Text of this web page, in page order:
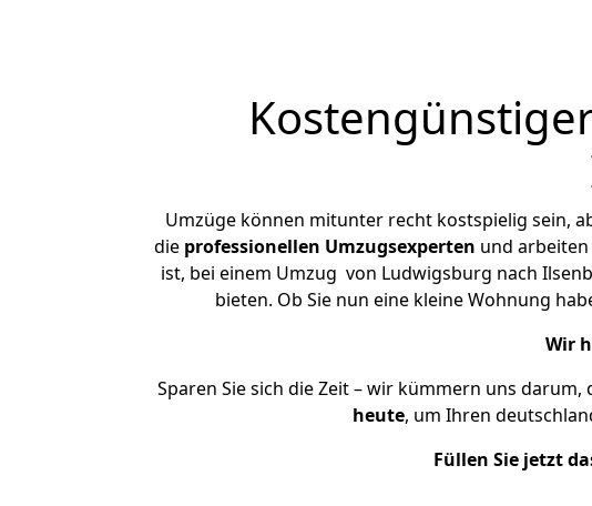
Umzüge können mitunter recht kostspielig sein,
die professionellen Umzugsexperten und
ist, bei einem Umzug von Ludwigsburg nach
bieten. Ob Sie nun eine kleine Wohnung
Wir
Sparen Sie sich die Zeit – wir kümmern uns
heute, um Ihren
Füllen Sie jetzt